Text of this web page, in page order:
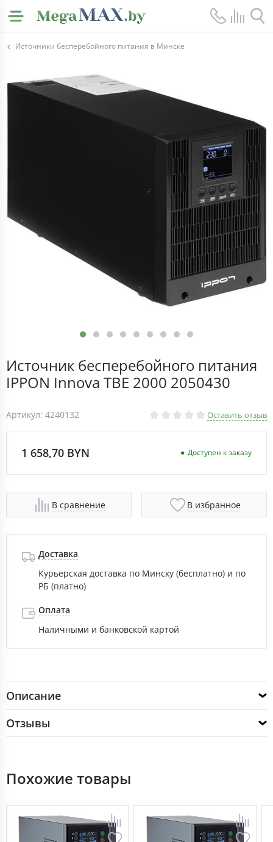
Источники бесперебойного питания в Минске
Источник бесперебойного питания
IPPON Innova TBE 2000 2050430
Артикул: 4240132 Оставить отзыв
1 658,70 BYN Доступен к заказу
В сравнение В избранное
Доставка
Курьерская доставка по Минску (бесплатно) и по
РБ (платно)
Оплата
Наличными и банковской картой
Описание
Отзывы
Похожие товары